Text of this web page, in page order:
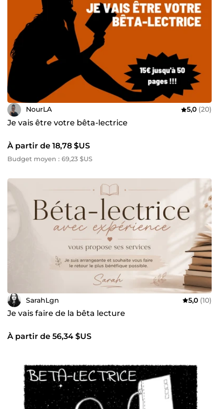
NourLA 5,0 (20)
Je vais être votre bêta-lectrice
À partir de 18,78 $US
Budget moyen : 69,23 $US
SarahLgn 5,0 (10)
Je vais faire de la bêta lecture
À partir de 56,34 $US